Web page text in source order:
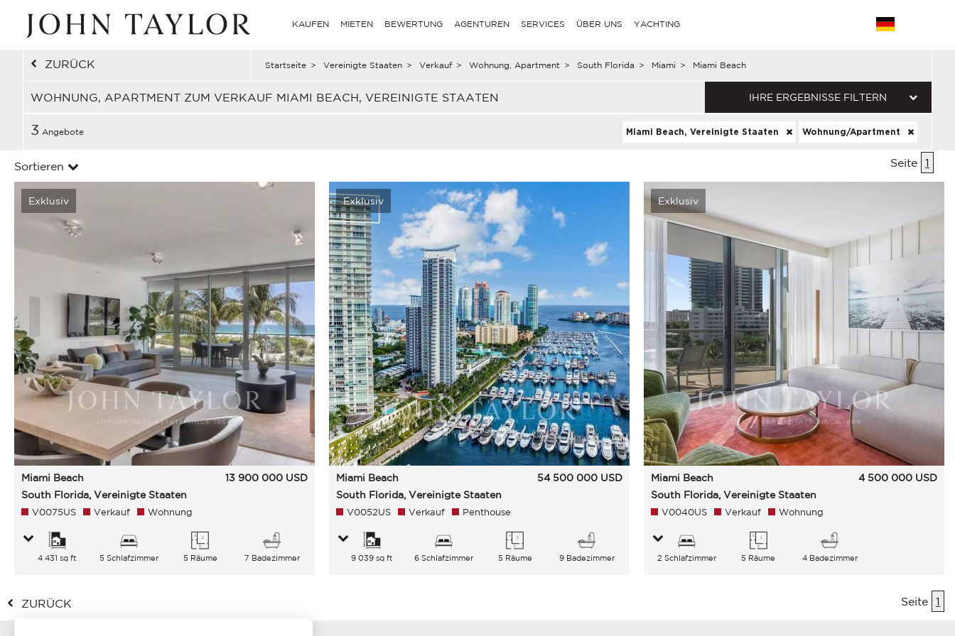
KAUFEN MIETEN BEWERTUNG AGENTUREN SERVICES ÜBER UNS YACHTING
ZURÜCK Startseite > Vereinigte Staaten > Verkauf > Wohnung, Apartment > South Florida > Miami > Miami Beach
WOHNUNG, APARTMENT ZUM VERKAUF MIAMI BEACH, VEREINIGTE STAATEN IHRE ERGEBNISSE FILTERN
3 Angebote Miami Beach, Vereinigte Staaten Wohnung/Apartment
Sortieren Seite 1
Exklusiv
Miami Beach
South Florida, Vereinigte Staaten
13 900 000 USD
V0075US Verkauf Wohnung
4 431 sq ft 5 Schlafzimmer 5 Räume 7 Badezimmer
Exklusiv
Miami Beach
South Florida, Vereinigte Staaten
54 500 000 USD
V0052US Verkauf Penthouse
9 039 sq ft 6 Schlafzimmer 5 Räume 9 Badezimmer
Exklusiv
Miami Beach
South Florida, Vereinigte Staaten
4 500 000 USD
V0040US Verkauf Wohnung
2 Schlafzimmer 5 Räume 4 Badezimmer
ZURÜCK Seite 1